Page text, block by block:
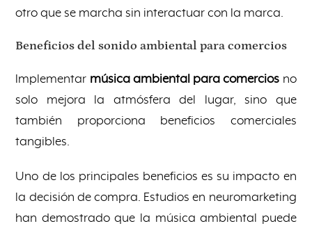
otro que se marcha sin interactuar con la marca.
Beneficios del sonido ambiental para comercios
Implementar música ambiental para comercios no
solo mejora la atmósfera del lugar, sino que
también proporciona beneficios comerciales
tangibles.
Uno de los principales beneficios es su impacto en
la decisión de compra. Estudios en neuromarketing
han demostrado que la música ambiental puede